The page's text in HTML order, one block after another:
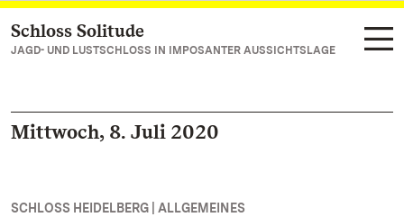
Zum Hauptinhalt springen
Schloss Solitude
JAGD- UND LUSTSCHLOSS IN IMPOSANTER AUSSICHTSLAGE
Mittwoch, 8. Juli 2020
SCHLOSS HEIDELBERG | ALLGEMEINES